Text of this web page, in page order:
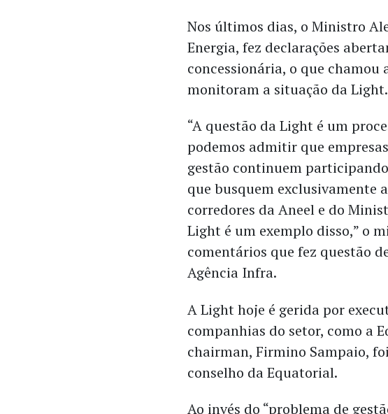
Nos últimos dias, o Ministro
Energia, fez declarações
concessionária, o que chamou
monitoram a situação da Light.
“A questão da Light é um
podemos admitir que
gestão continuem
que busquem exclusivamente
corredores da Aneel e do
Light é um exemplo disso,” o
comentários que fez questão
Agência Infra.
A Light hoje é gerida por
companhias do setor, como a
chairman, Firmino Sampaio,
conselho da Equatorial.
Ao invés do “problema de